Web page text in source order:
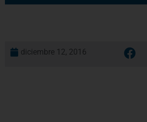
diciembre 12, 2016